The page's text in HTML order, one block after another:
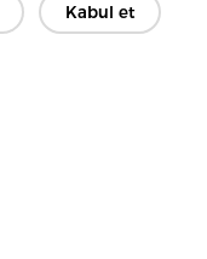
Kabul et